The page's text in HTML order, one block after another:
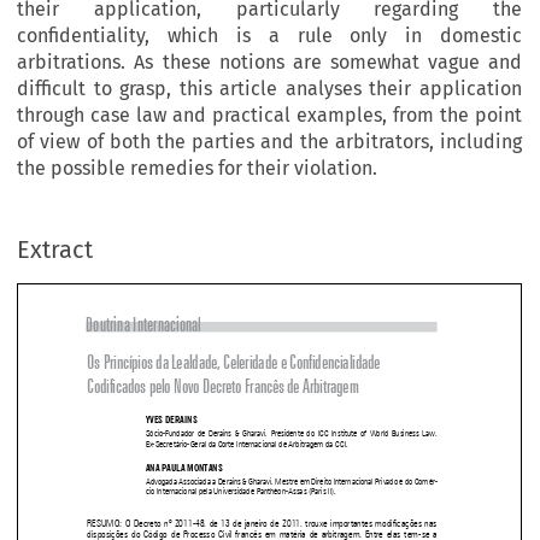
their application, particularly regarding the
confidentiality, which is a rule only in domestic
arbitrations. As these notions are somewhat vague and
difficult to grasp, this article analyses their application
through case law and practical examples, from the point
of view of both the parties and the arbitrators, including
the possible remedies for their violation.
Extract











Os Princípios da Lealdade, Celeridade e Confidencialidade
YVES DERAINS
Ex-Secretário-Geral da Corte Internacional de Arbitragem da CCI.
ANA PAULA MONTANS
cio Internacional pela Universidade Panthéon-Assas (Paris II).
disposições  do  Código  de  Processo  Civil  francês  em  matéria  de  arbitragem.  Entre  elas  tem-se  a
inclusão expressa dos princípios da lealdade, celeridade e confidencialidade. Embora estes princípios